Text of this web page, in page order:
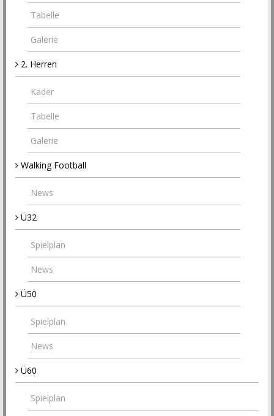
Tabelle
Galerie
2. Herren
Kader
Tabelle
Galerie
Walking Football
News
Ü32
Spielplan
News
Ü50
Spielplan
News
Ü60
Spielplan